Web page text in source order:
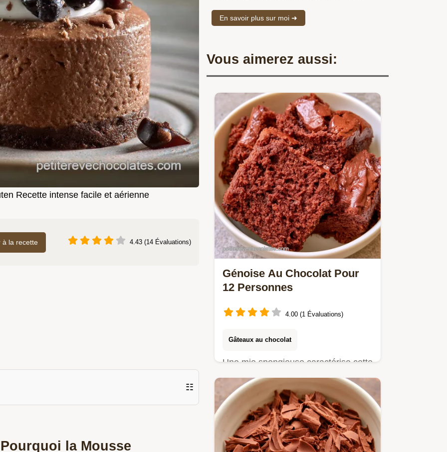
Recette intense facile et aérienne
à la recette 4.43 (14 Évaluations)
☷
la Mousse
En savoir plus sur moi ➜
Vous aimerez aussi:
Génoise Au Chocolat Pour
12 Personnes
4.00 (1 Évaluations)
Gâteaux au chocolat
Une mie spongieuse caractérise cette
Génoise au chocolat. Ce guide
détaille le rôle de l'air pour…